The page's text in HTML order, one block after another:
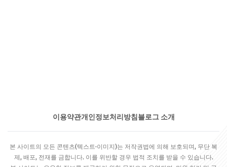
이용약관개인정보처리방침 블로그 소개
본 사이트의 모든 콘텐츠(텍스트·이미지)는 저작권법에 의해 보호되며, 무단 복
제, 배포, 전재를 금합니다. 이를 위반할 경우 법적 조치를 받을 수 있습니다.